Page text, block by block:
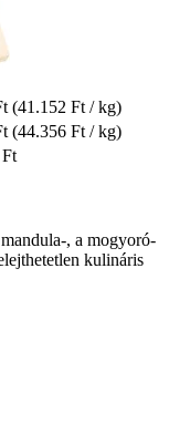
(41.152 Ft / kg)
(44.356 Ft / kg)
, a mogyoró-
kulináris